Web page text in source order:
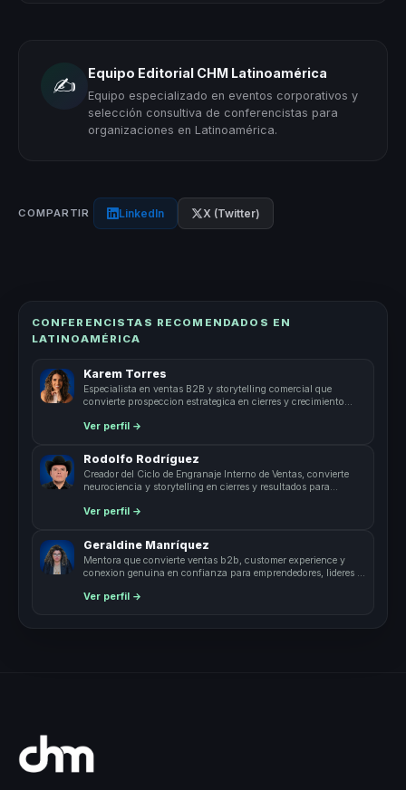
✍️
Equipo Editorial CHM Latinoamérica
Equipo especializado en eventos corporativos y
selección consultiva de conferencistas para
organizaciones en Latinoamérica.
COMPARTIR LinkedIn X (Twitter)
CONFERENCISTAS RECOMENDADOS EN
LATINOAMÉRICA
Karem Torres
Especialista en ventas B2B y storytelling comercial que
convierte prospeccion estrategica en cierres y crecimiento
Ver perfil →
Rodolfo Rodríguez
Creador del Ciclo de Engranaje Interno de Ventas, convierte
neurociencia y storytelling en cierres y resultados para
Ver perfil →
Geraldine Manríquez
Mentora que convierte ventas b2b, customer experience y
conexion genuina en confianza para emprendedores, lideres y
Ver perfil →